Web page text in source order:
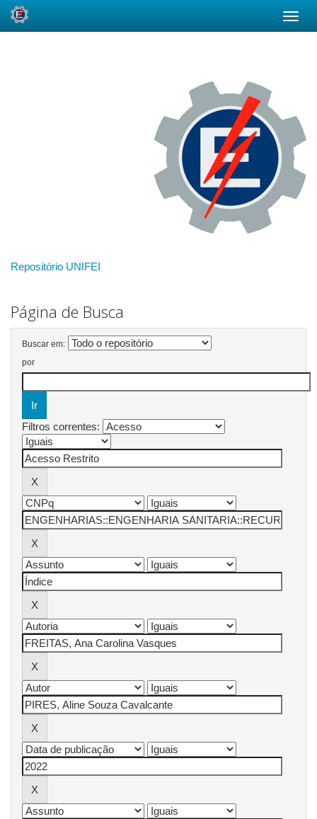
Repositório UNIFEI
Página de Busca
Buscar em:
por
Filtros correntes: